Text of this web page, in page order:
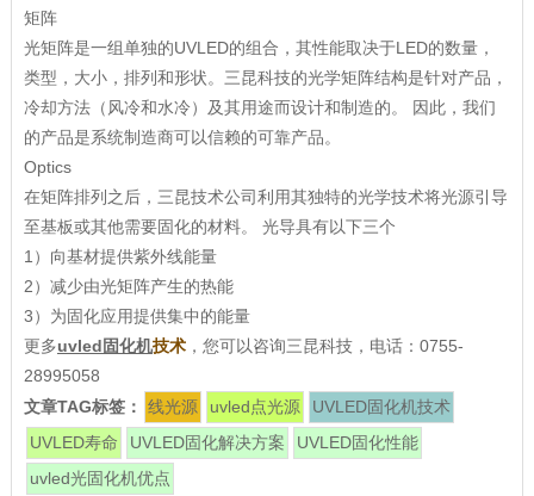
矩阵
光矩阵是一组单独的UVLED的组合，其性能取决于LED的数量，
类型，大小，排列和形状。三昆科技的光学矩阵结构是针对产品，
冷却方法（风冷和水冷）及其用途而设计和制造的。 因此，我们
的产品是系统制造商可以信赖的可靠产品。
Optics
在矩阵排列之后，三昆技术公司利用其独特的光学技术将光源引导
至基板或其他需要固化的材料。 光导具有以下三个
1）向基材提供紫外线能量
2）减少由光矩阵产生的热能
3）为固化应用提供集中的能量
更多uvled固化机技术，您可以咨询三昆科技，电话：0755-
28995058
文章TAG标签：
线光源 uvled点光源
UVLED固化机技术
UVLED寿命
UVLED固化解决方案
UVLED固化性能
uvled光固化机优点